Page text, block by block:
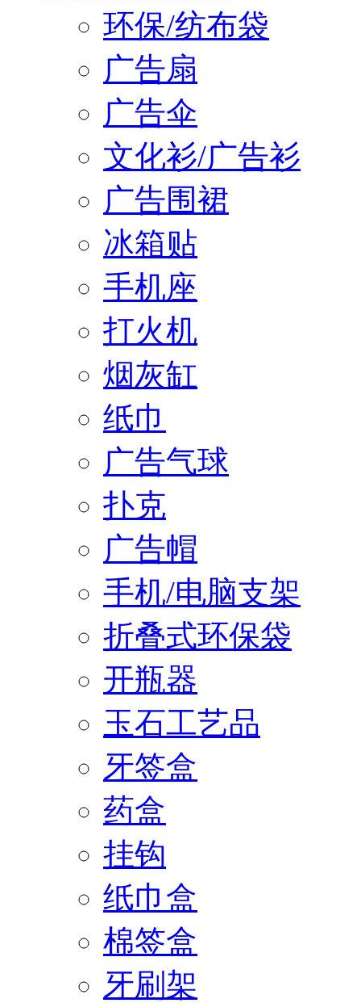
环保/纺布袋
广告扇
广告伞
文化衫/广告衫
广告围裙
冰箱贴
手机座
打火机
烟灰缸
纸巾
广告气球
扑克
广告帽
手机/电脑支架
折叠式环保袋
开瓶器
玉石工艺品
牙签盒
药盒
挂钩
纸巾盒
棉签盒
牙刷架